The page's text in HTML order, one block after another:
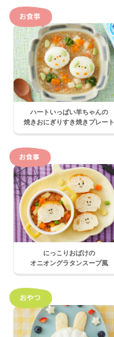
ハートいっぱい羊ちゃんの
焼きおにぎりすき焼きプレート
にっこりおばけの
オニオングラタンスープ風